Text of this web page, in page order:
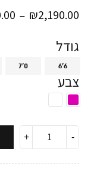
₪2,190.00
–
גודל
6'6
7'0
צבע